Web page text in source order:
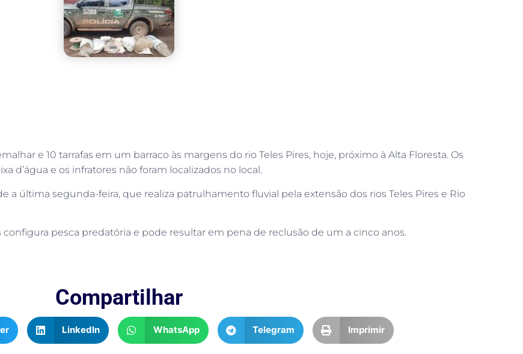
e 10 tarrafas em um barraco às margens do rio Teles Pires, hoje, próximo à Alta Floresta. Os
d’água e os infratores não foram localizados no local.
a última segunda-feira, que realiza patrulhamento fluvial pela extensão dos rios Teles Pires e Rio
configura pesca predatória e pode resultar em pena de reclusão de um a cinco anos.
Compartilhar
LinkedIn WhatsApp Telegram Imprimir